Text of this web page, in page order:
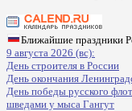
Ближайшие праздники
9 августа 2026 (вс):
День строителя в России
День окончания
День победы русского
шведами у мыса Гангут